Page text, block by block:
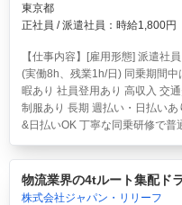
東京都
正社員 / 派遣社員：時給1,800円
【仕事内容】[雇用形態] 派遣社
(実働8h、残業1h/日) 同乗期間
暇あり 社員登用あり 高収入 交
制服あり 長期 週払い・日払い
&日払いOK 丁寧な同乗研修で普
物流業界の4tルート集配ド
株式会社ジャパン・リリーフ